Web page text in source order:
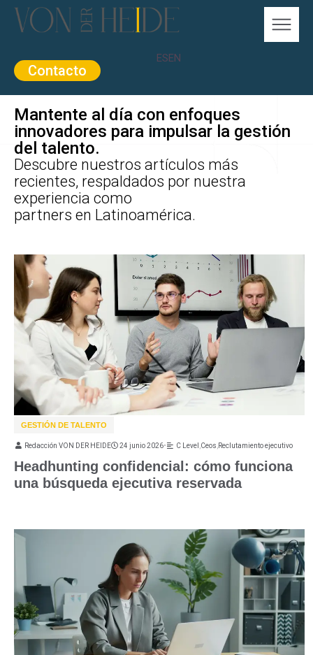
Contacto
ESEN
Mantente al día con enfoques
innovadores para impulsar la gestión
del talento.
Descubre nuestros artículos más
recientes, respaldados por nuestra
experiencia como
partners en Latinoamérica.
GESTIÓN DE TALENTO
Headhunting confidencial: cómo funciona
una búsqueda ejecutiva reservada
Redacción VON DER HEIDE 24 junio 2026• C Level ,Ceos,Reclutamiento ejecutivo